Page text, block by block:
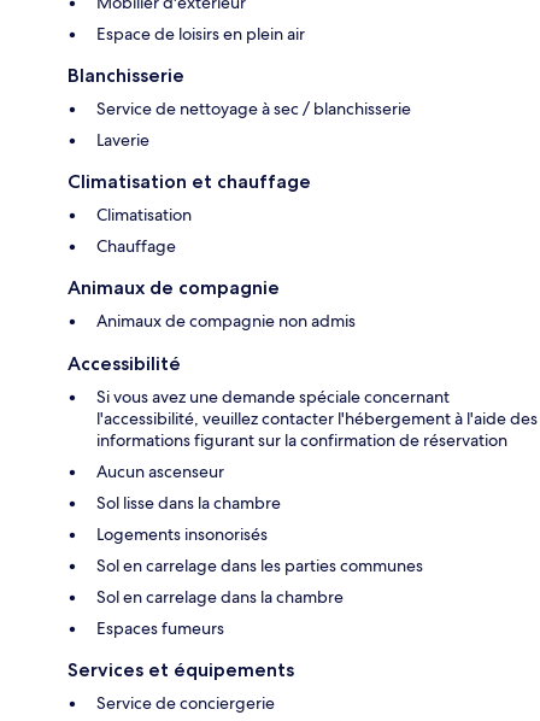
Espace de loisirs en plein air
Blanchisserie
Service de nettoyage à sec / blanchisserie
Laverie
Climatisation et chauffage
Climatisation
Chauffage
Animaux de compagnie
Animaux de compagnie non admis
Accessibilité
Si vous avez une demande spéciale concernant
l'accessibilité, veuillez contacter l'hébergement à l'aide des
informations figurant sur la confirmation de réservation
Aucun ascenseur
Sol lisse dans la chambre
Logements insonorisés
Sol en carrelage dans les parties communes
Sol en carrelage dans la chambre
Espaces fumeurs
Services et équipements
Service de conciergerie